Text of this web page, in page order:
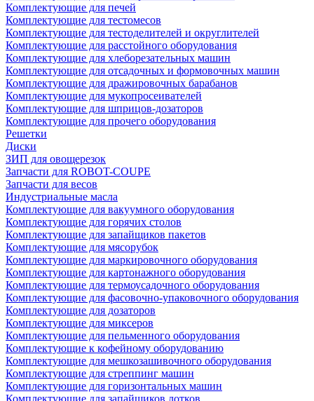
Комплектующие для печей
Комплектующие для тестомесов
Комплектующие для тестоделителей и округлителей
Комплектующие для расстойного оборудования
Комплектующие для хлеборезательных машин
Комплектующие для отсадочных и формовочных машин
Комплектующие для дражировочных барабанов
Комплектующие для мукопросеивателей
Комплектующие для шприцов-дозаторов
Комплектующие для прочего оборудования
Решетки
Диски
ЗИП для овощерезок
Запчасти для ROBOT-COUPE
Запчасти для весов
Индустриальные масла
Комплектующие для вакуумного оборудования
Комплектующие для горячих столов
Комплектующие для запайщиков пакетов
Комплектующие для мясорубок
Комплектующие для маркировочного оборудования
Комплектующие для картонажного оборудования
Комплектующие для термоусадочного оборудования
Комплектующие для фасовочно-упаковочного оборудования
Комплектующие для дозаторов
Комплектующие для миксеров
Комплектующие для пельменного оборудования
Комплектующие к кофейному оборудованию
Комплектующие для мешкозашивочного оборудования
Комплектующие для стреппинг машин
Комплектующие для горизонтальных машин
Комплектующие для запайщиков лотков